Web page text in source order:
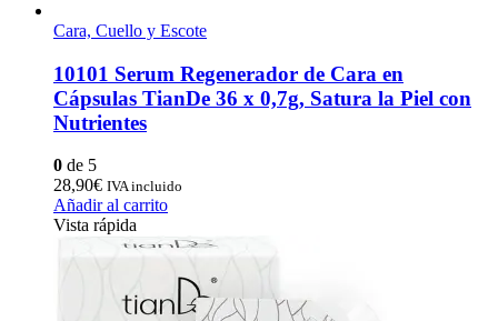
Cara, Cuello y Escote
10101 Serum Regenerador de Cara en
Cápsulas TianDe 36 x 0,7g, Satura la Piel con
Nutrientes
0 de 5
28,90€ IVA incluido
Añadir al carrito
Vista rápida